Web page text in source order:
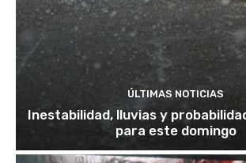
ÚLTIMAS NOTICIAS
Inestabilidad, lluvias y
para este domingo